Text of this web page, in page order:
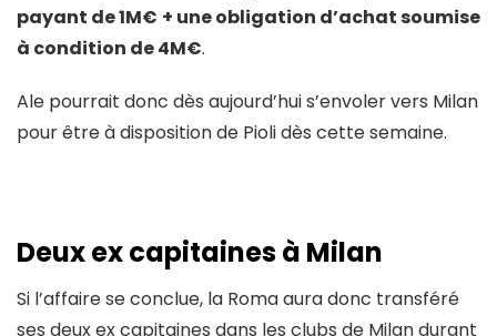
payant de 1M€ + une obligation d’achat soumise
à condition de 4M€.
Ale pourrait donc dès aujourd’hui s’envoler vers Milan
pour être à disposition de Pioli dès cette semaine.
Deux ex capitaines à Milan
Si l’affaire se conclue, la Roma aura donc transféré
ses deux ex capitaines dans les clubs de Milan durant